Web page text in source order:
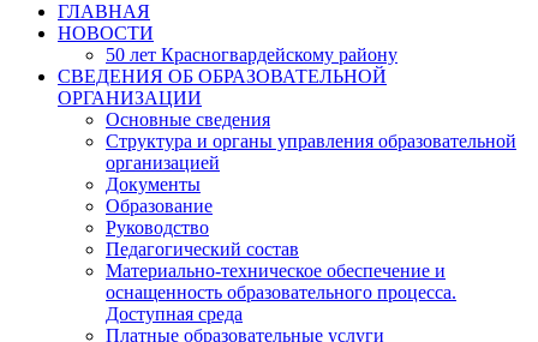
ГЛАВНАЯ
НОВОСТИ
50 лет Красногвардейскому району
СВЕДЕНИЯ ОБ ОБРАЗОВАТЕЛЬНОЙ
ОРГАНИЗАЦИИ
Основные сведения
Структура и органы управления образовательной
организацией
Документы
Образование
Руководство
Педагогический состав
Материально-техническое обеспечение и
оснащенность образовательного процесса.
Доступная среда
Платные образовательные услуги